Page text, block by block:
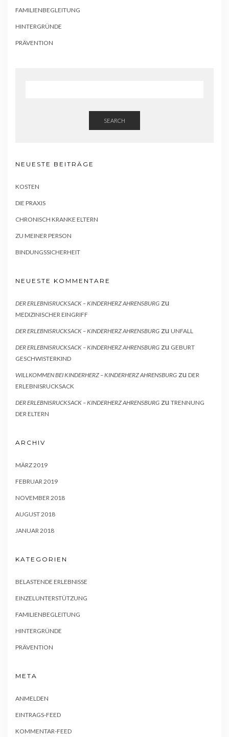
FAMILIENBEGLEITUNG
HINTERGRÜNDE
PRÄVENTION
SEARCH
NEUESTE BEITRÄGE
KOSTEN
DIE PRAXIS
CHRONISCH KRANKE ELTERN
ZU MEINER PERSON
BINDUNGSSICHERHEIT
NEUESTE KOMMENTARE
DER ERLEBNISRUCKSACK – KINDERHERZ AHRENSBURG zu
MEDIZINISCHER EINGRIFF
DER ERLEBNISRUCKSACK – KINDERHERZ AHRENSBURG zu UNFALL
DER ERLEBNISRUCKSACK – KINDERHERZ AHRENSBURG zu GEBURT
GESCHWISTERKIND
WILLKOMMEN BEI KINDERHERZ – KINDERHERZ AHRENSBURG zu DER
ERLEBNISRUCKSACK
DER ERLEBNISRUCKSACK – KINDERHERZ AHRENSBURG zu TRENNUNG
DER ELTERN
ARCHIV
MÄRZ 2019
FEBRUAR 2019
NOVEMBER 2018
AUGUST 2018
JANUAR 2018
KATEGORIEN
BELASTENDE ERLEBNISSE
EINZELUNTERSTÜTZUNG
FAMILIENBEGLEITUNG
HINTERGRÜNDE
PRÄVENTION
META
ANMELDEN
EINTRAGS-FEED
KOMMENTAR-FEED